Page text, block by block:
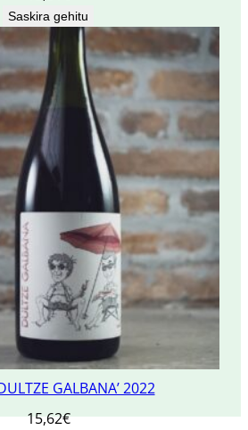
Saskira gehitu
GALBANA’ 2022
15,62€